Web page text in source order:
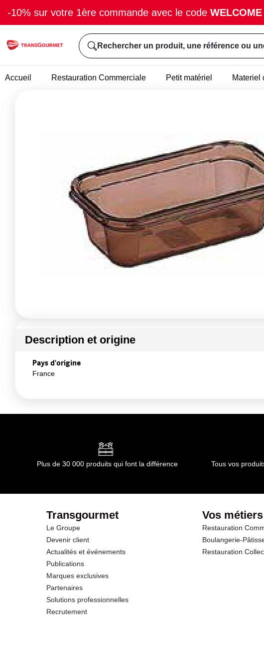
-10% sur votre 1ère commande avec le code WELCOME
Rechercher un produit, une référence ou
Accueil Restauration Commerciale Petit matériel Materiel
Description et origine
Pays d'origine
France
Plus de 30 000 produits qui font la différence Tous vos
Transgourmet
Le Groupe
Devenir client
Actualités et événements
Publications
Marques exclusives
Partenaires
Solutions professionnelles
Recrutement
Vos métiers
Restauration
Boulangerie-
Restauration